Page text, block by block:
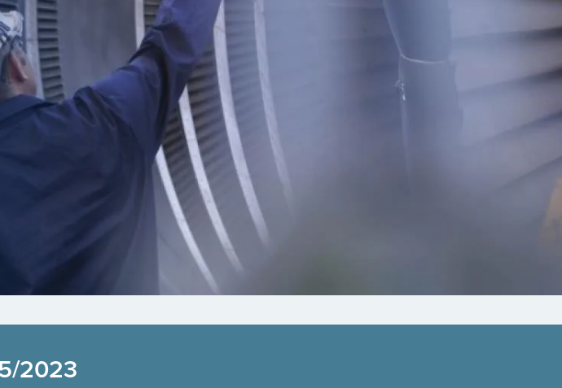
2023